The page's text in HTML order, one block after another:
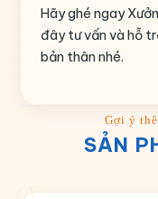
Hãy ghé ngay
đây tư vấn và hỗ
bản thân nhé.
SẢN